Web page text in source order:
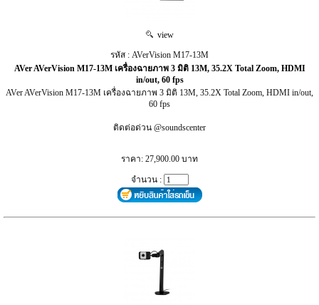
view
รหัส : AVerVision M17-13M
AVer AVerVision M17-13M เครื่องฉายภาพ 3 มิติ 13M, 35.2X Total Zoom, HDMI
in/out, 60 fps
AVer AVerVision M17-13M เครื่องฉายภาพ 3 มิติ 13M, 35.2X Total Zoom, HDMI in/out,
60 fps
ติดต่อด่วน @soundscenter
ราคา: 27,900.00 บาท
จำนวน :